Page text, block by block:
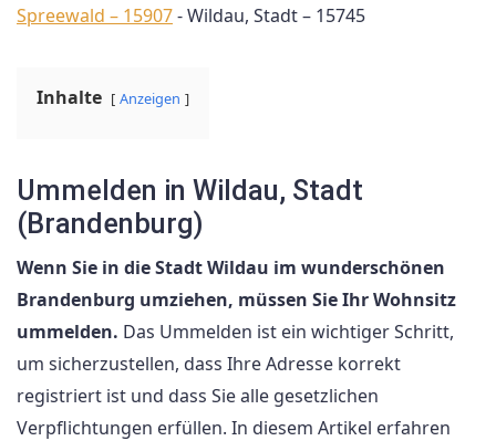
Spreewald – 15907-Wildau, Stadt – 15745
Inhalte Anzeigen
Ummelden in Wildau, Stadt
(Brandenburg)
Wenn Sie in die Stadt Wildau im wunderschönen
Brandenburg umziehen, müssen Sie Ihr Wohnsitz
ummelden. Das Ummelden ist ein wichtiger Schritt,
um sicherzustellen, dass Ihre Adresse korrekt
registriert ist und dass Sie alle gesetzlichen
Verpflichtungen erfüllen. In diesem Artikel erfahren